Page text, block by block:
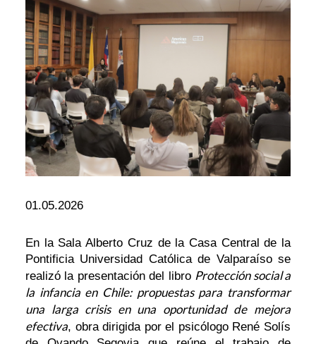
01.05.2026
En la Sala Alberto Cruz de la Casa Central de la
Pontificia Universidad Católica de Valparaíso se
realizó la presentación del libro Protección social a
la infancia en Chile: propuestas para transformar
una larga crisis en una oportunidad de mejora
efectiva, obra dirigida por el psicólogo René Solís